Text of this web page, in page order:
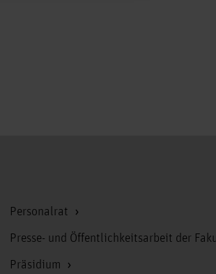
Personalrat
Presse- und Öffentlichkeitsarbeit der
Präsidium